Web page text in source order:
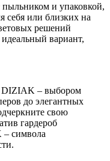
пыльником и упаковкой,
себя или близких на
решений
вариант,
DIZIAK – выбором
до элегантных
свою
гардероб
символа